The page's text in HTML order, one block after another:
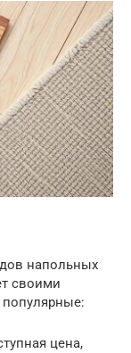
напольных
своими
цена,